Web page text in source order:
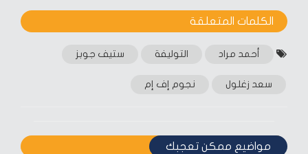
الكلمات المتعلقة‎
أحمد مراد التوليفة ستيف جوبز
سعد زغلول نجوم إف إم
مواضيع ممكن تعجبك